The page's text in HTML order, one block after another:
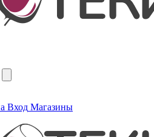
Вход Магазины